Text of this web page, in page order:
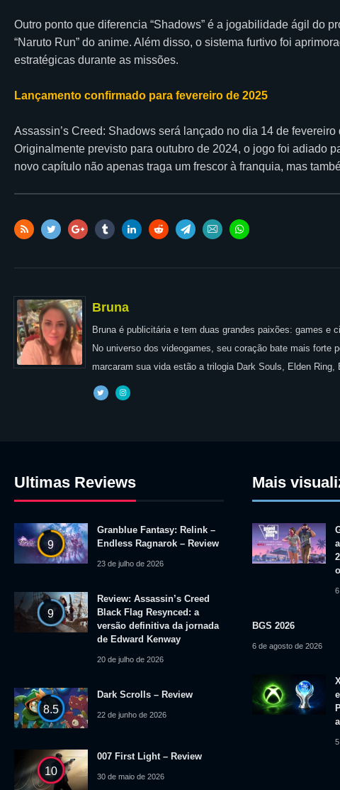
Outro ponto que diferencia “Shadows” é a jogabilidade ágil do
“Naruto Run” do anime. Além disso, o sistema furtivo foi
estratégicas durante as missões.
Lançamento confirmado para fevereiro de 2025
Assassin’s Creed: Shadows será lançado no dia 14 de
Originalmente previsto para outubro de 2024, o jogo foi adiado
novo capítulo não apenas traga um frescor à franquia, mas
Bruna
Bruna é publicitária e tem duas grandes paixões: games e
No universo dos videogames, seu coração bate mais
marcaram sua vida estão a trilogia Dark Souls, Elden
Ultimas Reviews
9
Granblue Fantasy: Relink –
Endless Ragnarok – Review
23 de julho de 2026
9
Review: Assassin’s Creed
Black Flag Resynced: a
versão definitiva da jornada
de Edward Kenway
20 de julho de 2026
8.5
Dark Scrolls – Review
22 de junho de 2026
10
007 First Light – Review
30 de maio de 2026
Mais
BGS 2026
6 de agosto de 2026